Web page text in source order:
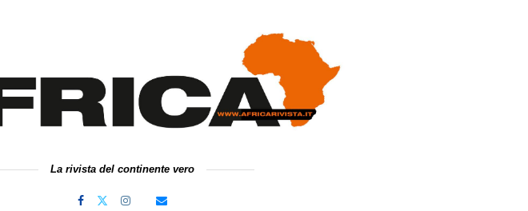
La rivista del continente vero